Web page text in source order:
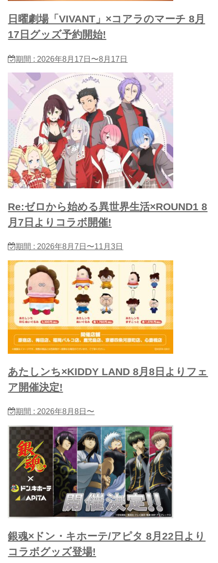
日曜劇場「VIVANT」×コアラのマーチ 8月
17日グッズ予約開始!
期間 : 2026年8月17日〜8月17日
Re:ゼロから始める異世界生活×ROUND1 8
月7日よりコラボ開催!
期間 : 2026年8月7日〜11月3日
あたしンち×KIDDY LAND 8月8日よりフェ
ア開催決定!
期間 : 2026年8月8日〜
銀魂×ドン・キホーテ/アピタ 8月22日より
コラボグッズ登場!